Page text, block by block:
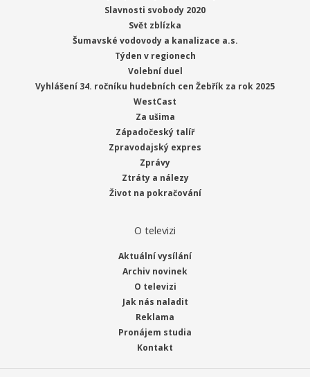
Slavnosti svobody 2020
Svět zblízka
Šumavské vodovody a kanalizace a.s.
Týden v regionech
Volební duel
Vyhlášení 34. ročníku hudebních cen Žebřík za rok 2025
WestCast
Za ušima
Západočeský talíř
Zpravodajský expres
Zprávy
Ztráty a nálezy
Život na pokračování
O televizi
Aktuální vysílání
Archiv novinek
O televizi
Jak nás naladit
Reklama
Pronájem studia
Kontakt